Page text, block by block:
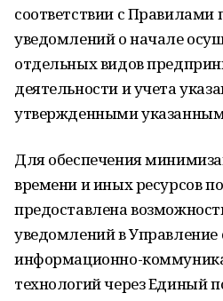
соответствии с Правилами
уведомлений о начале
отдельных видов
деятельности и учета
утвержденными
Для обеспечения
времени и иных ресурсов
предоставлена
уведомлений в Управление
информационно-
технологий через Единый